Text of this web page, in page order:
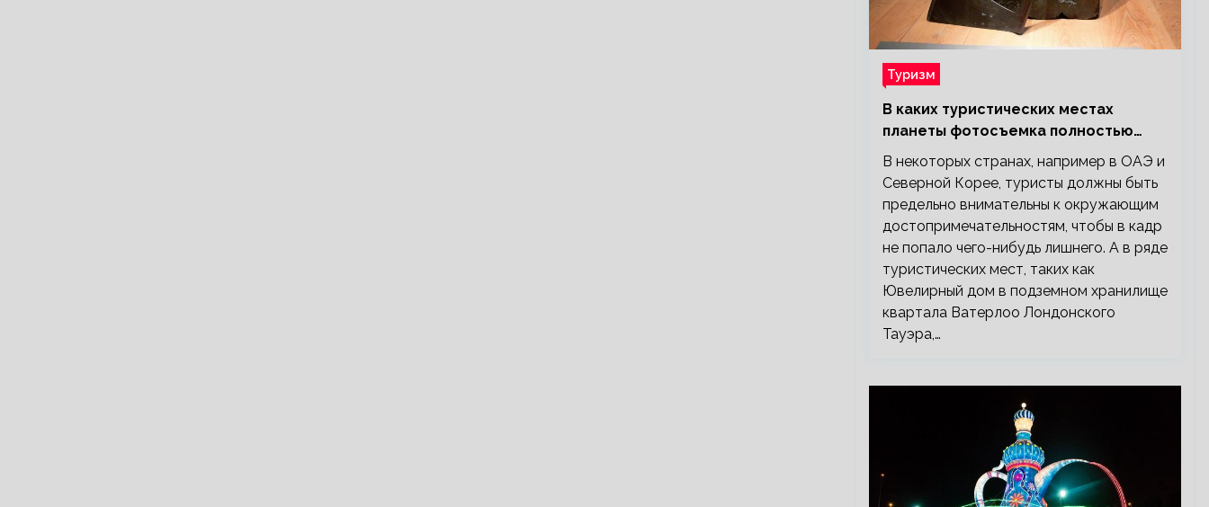
Туризм
В каких туристических местах
планеты фотосъемка полностью
запрещена?
В некоторых странах, например в ОАЭ и
Северной Корее, туристы должны быть
предельно внимательны к окружающим
достопримечательностям, чтобы в кадр
не попало чего-нибудь лишнего. А в ряде
туристических мест, таких как
Ювелирный дом в подземном хранилище
квартала Ватерлоо Лондонского
Тауэра,…